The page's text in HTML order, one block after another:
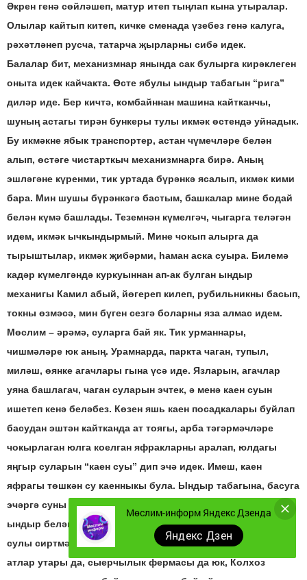
Әкрен генә сөйләшеп, матур итеп тыңлап кына утыралар.
Олылар кайтып китеп, кичке сменада үзебез генә калуга,
рәхәтләнеп русча, татарча җырларны сибә идек.
Балалар бит, механизмнар янында сак булырга кирәклеген
оныта идек кайчакта. Өсте ябулы ындыр табагын “рига”
диләр иде. Бер кичтә, комбайннан машина кайтканчы,
шуның астагы тирән бункеры тулы икмәк өстендә уйнадык.
Бу икмәкне ябык транспортер, астан чүмечләре белән
алып, өстәге чистарткыч механизмнарга бирә. Аның
эшләгәне күренми, тик уртада бүрәнкә ясалып, икмәк кими
бара. Мин шушы бүрәнкәгә бастым, башкалар мине бодай
белән күмә башлады. Теземнән күмелгәч, чыгарга теләгән
идем, икмәк ычкындырмый. Мине чокып алырга да
тырыштылар, икмәк җибәрми, һаман аска суыра. Билемә
кадәр күмелгәндә куркуыннан ап-ак булган ындыр
механигы Камил абый, йөгереп килеп, рубильникны басып,
токны өзмәсә, мин бүген сезгә боларны яза алмас идем.
Мөслим – әрәмә, суларга бай як. Тик урманнары,
чишмәләре юк аның. Урамнарда, паркта чаган, тупыл,
миләш, өянке агачлары гына үсә иде. Язларын, агачлар
уяна башлагач, чаган суларын эчтек, ә менә каен суын
ишетеп кенә беләбез. Көзен яшь каен посадкалары буйлап
басудан эштән кайтканда ат тоягы, арба тәгәрмәчләре
чокырлаган юлга коелган яфракларны аралап, юлдагы
яңгыр суларын “каен суы” дип эчә идек. Имеш, каен
яфрагы төшкән су каенныкы була. Ындыр табагына, басуга
эчәргә суны агач мичкәләр белән китерәләр иде. Суны
ындыр белән янәшәдәге атлар утары янындагы тәмле
сулы сиртмәле коедан гына салдылар. Хәзер анда кое да,
атлар утары да, сыерчылык фермасы да юк, Колхоз
Мөслим-информ Яндекс Дзенда
Яндекс Дзен